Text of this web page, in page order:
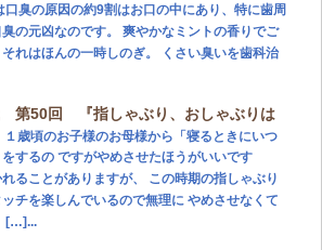
口臭の原因の約9割はお口の中にあり、特に歯周
の元凶なのです。 爽やかなミントの香りでご
れはほんの一時しのぎ。 くさい臭いを歯科治
第50回 『指しゃぶり、おしゃぶりは
１歳頃のお子様のお母様から「寝るときにいつ
するの ですがやめさせたほうがいいです
ることがありますが、 この時期の指しゃぶり
チを楽しんでいるので無理に やめさせなくて
[…]...